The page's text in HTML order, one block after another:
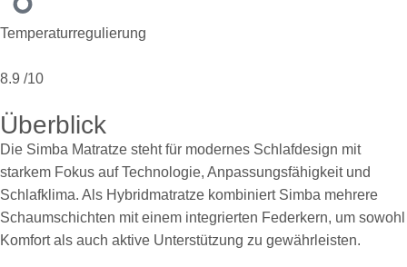
Temperaturregulierung
8.9 /10
Überblick
Die Simba Matratze steht für modernes Schlafdesign mit
starkem Fokus auf Technologie, Anpassungsfähigkeit und
Schlafklima. Als Hybridmatratze kombiniert Simba mehrere
Schaumschichten mit einem integrierten Federkern, um sowohl
Komfort als auch aktive Unterstützung zu gewährleisten.